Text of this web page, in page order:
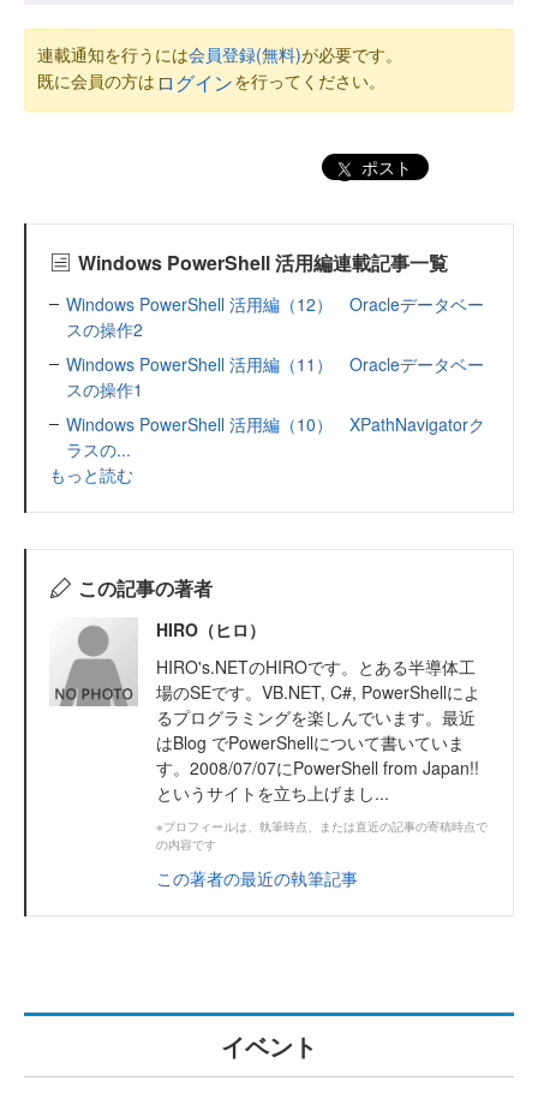
連載通知を行うには会員登録(無料)が必要です。
既に会員の方は ログインを行ってください。
ポスト
Windows PowerShell 活用編連載記事一覧
Windows PowerShell 活用編（12） Oracleデータベー
スの操作2
Windows PowerShell 活用編（11） Oracleデータベー
スの操作1
Windows PowerShell 活用編（10） XPathNavigatorク
ラスの...
もっと読む
この記事の著者
HIRO（ヒロ）
HIRO's.NETのHIROです。とある半導体工
場のSEです。VB.NET, C#, PowerShellによ
るプログラミングを楽しんでいます。最近
はBlog でPowerShellについて書いていま
す。2008/07/07にPowerShell from Japan!!
というサイトを立ち上げまし...
※プロフィールは、執筆時点、または直近の記事の寄稿時点で
の内容です
この著者の最近の執筆記事
イベント